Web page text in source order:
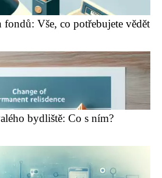
fondů: Vše, co potřebujete vědět
bydliště: Co s ním?